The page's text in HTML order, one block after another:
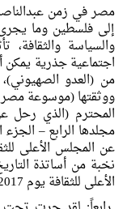
إلى فلسطين وما
والسياسة والثقافة،
اجتماعية جذرية
من (العدو
ووثقتها (موسوعة مصر
المحترم (الذي رحل
عن المجلس الأعلى
نخبة من أساتذة
الأعلى للثقافة يوم 30/3/2017.